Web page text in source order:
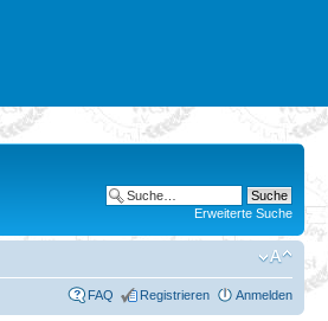
Erweiterte Suche
FAQ Registrieren Anmelden